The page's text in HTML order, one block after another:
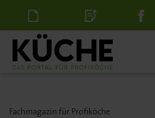
NewsletterStellenanzeige
Fachmagazin für Profiköche